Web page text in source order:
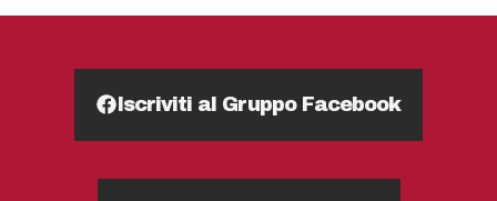
Iscriviti al Gruppo Facebook